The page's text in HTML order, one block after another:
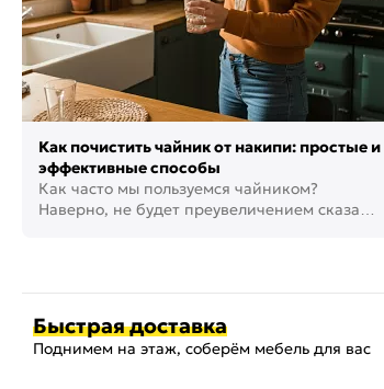
Как почистить чайник от накипи: простые и
эффективные способы
Как часто мы пользуемся чайником?
Наверно, не будет преувеличением сказать,
Быстрая доставка
Поднимем на этаж, соберём мебель для вас